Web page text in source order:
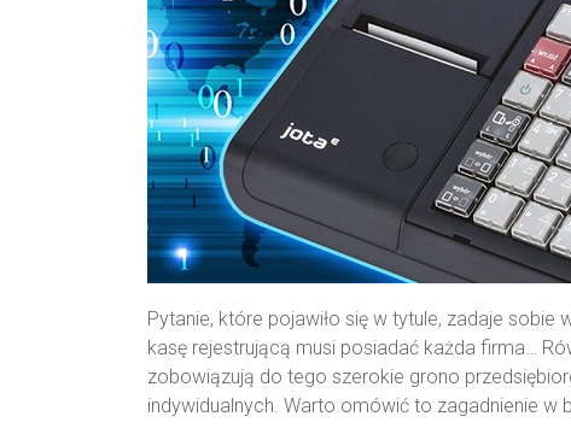
Pytanie, które pojawiło się w tytule, zadaje
kasę rejestrującą musi posiadać każda firma…
zobowiązują do tego szerokie grono
indywidualnych. Warto omówić to zagadnienie w